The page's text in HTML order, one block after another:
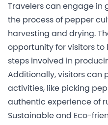
Travelers can engage in
the process of pepper
harvesting and drying.
opportunity for visitors
steps involved in
Additionally, visitors can
activities, like picking
authentic experience of
Sustainable and Eco-